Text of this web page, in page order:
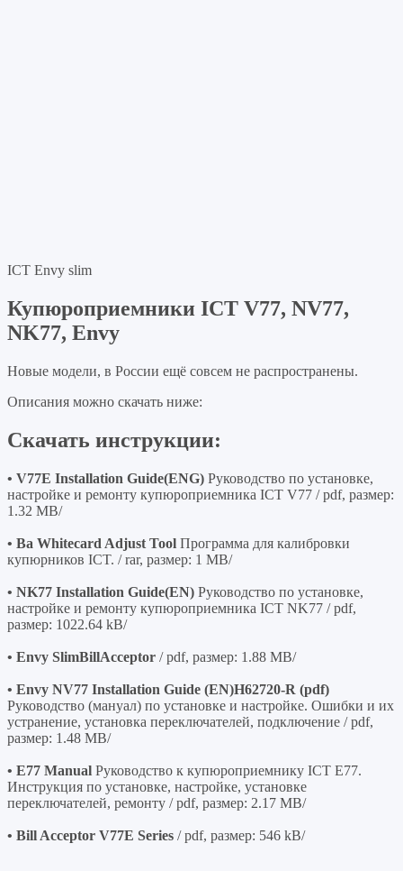
ICT Envy slim
Купюроприемники ICT V77, NV77,
NK77, Envy
Новые модели, в России ещё совсем не распространены.
Описания можно скачать ниже:
Скачать инструкции:
• V77E Installation Guide(ENG) Руководство по установке,
настройке и ремонту купюроприемника ICT V77 / pdf, размер:
1.32 MB/
• Ba Whitecard Adjust Tool Программа для калибровки
купюрников ICT. / rar, размер: 1 MB/
• NK77 Installation Guide(EN) Руководство по установке,
настройке и ремонту купюроприемника ICT NK77 / pdf,
размер: 1022.64 kB/
• Envy SlimBillAcceptor / pdf, размер: 1.88 MB/
• Envy NV77 Installation Guide (EN)H62720-R (pdf)
Руководство (мануал) по установке и настройке. Ошибки и их
устранение, установка переключателей, подключение / pdf,
размер: 1.48 MB/
• E77 Manual Руководство к купюроприемнику ICT E77.
Инструкция по установке, настройке, установке
переключателей, ремонту / pdf, размер: 2.17 MB/
• Bill Acceptor V77E Series / pdf, размер: 546 kB/